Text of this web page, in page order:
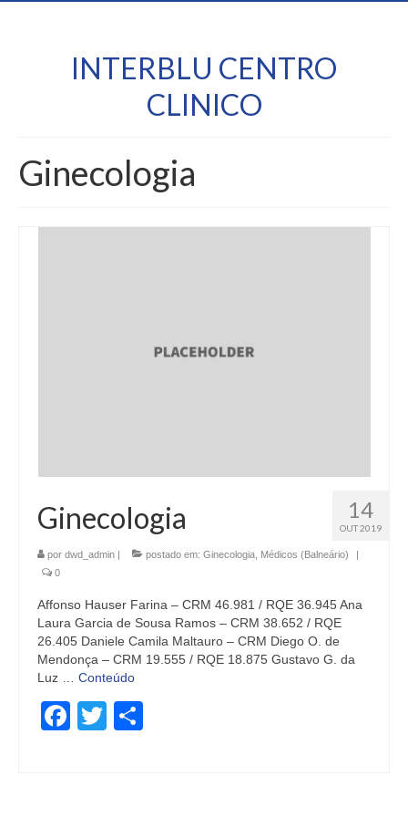
INTERBLU CENTRO
CLINICO
Ginecologia
14
OUT 2019
Ginecologia
por dwd_admin | postado em: Ginecologia Médicos (Balneário)
|
0
Affonso Hauser Farina – CRM 46.981 / RQE 36.945 Ana
Laura Garcia de Sousa Ramos – CRM 38.652 / RQE
26.405 Daniele Camila Maltauro – CRM Diego O. de
Mendonça – CRM 19.555 / RQE 18.875 Gustavo G. da
Luz … Conteúdo
Facebook
Twitter